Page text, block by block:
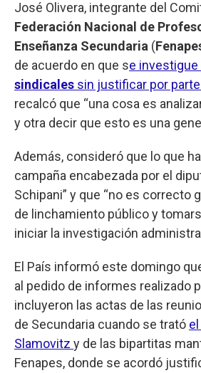
José Olivera, integrante del
Federación Nacional de
Enseñanza Secundaria (
de acuerdo en que se investigue
sindicales sin justificar por
recalcó que “una cosa es
y otra decir que esto es una
Además, consideró que lo que
campaña encabezada por el
Schipani” y que “no es correcto
de linchamiento público y
iniciar la investigación
El País informó este domingo
al pedido de informes realizado
incluyeron las actas de las
de Secundaria cuando se trató
Slamovitz y de las bipartitas
Fenapes, donde se acordó